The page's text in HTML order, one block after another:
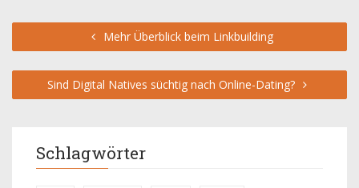
Mehr Überblick beim Linkbuilding
Sind Digital Natives süchtig nach Online-Dating?
Schlagwörter